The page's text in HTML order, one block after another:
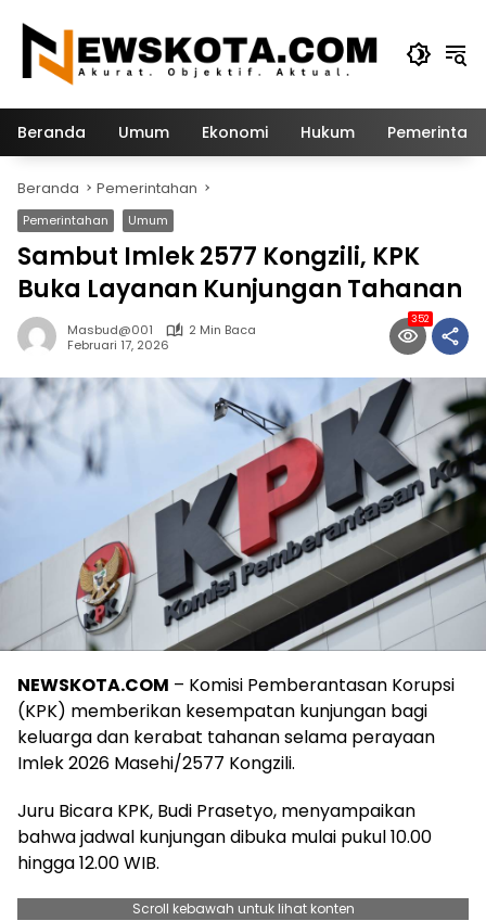
konten
Beranda Umum Ekonomi Hukum
Beranda Pemerintahan
Pemerintahan Umum
Sambut Imlek 2577 Kongzili, KPK
Buka Layanan Kunjungan Tahanan
Masbud@001
2 Min Baca
Februari 17, 2026
352
NEWSKOTA.COM – Komisi Pemberantasan Korupsi
(KPK) memberikan kesempatan kunjungan bagi
keluarga dan kerabat tahanan selama perayaan
Imlek 2026 Masehi/2577 Kongzili.
Juru Bicara KPK, Budi Prasetyo, menyampaikan
bahwa jadwal kunjungan dibuka mulai pukul 10.00
hingga 12.00 WIB.
Scroll kebawah untuk lihat konten